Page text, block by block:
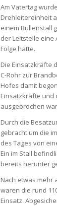
Am Vatertag
Drehleitereinheit
einem Bullenstall
der Leitstelle eine
Folge hatte.
Die Einsatzkräfte
C-Rohr zur
Hofes damit
Einsatzkräfte und
ausgebrochen
Durch die
gebracht um die
des Tages von
Ein im Stall
bereits herunter
Nach etwas mehr
waren die rund
Einsatz.